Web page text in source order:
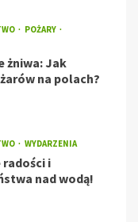
POŻARY
żniwa: Jak
na polach?
WYDARZENIA
radości i
nad wodą!